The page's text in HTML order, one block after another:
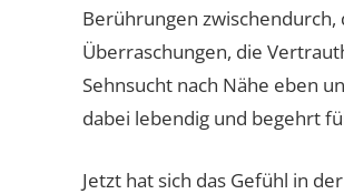
Berührungen zwischendurch,
Überraschungen, die
Sehnsucht nach Nähe eben
dabei lebendig und begehrt
Jetzt hat sich das Gefühl in der